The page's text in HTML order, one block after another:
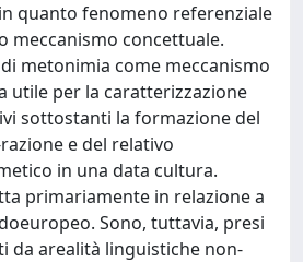
quanto fenomeno referenziale
meccanismo concettuale.
metonimia come meccanismo
utile per la caratterizzazione
sottostanti la formazione del
e del relativo
in una data cultura.
primariamente in relazione a
Sono, tuttavia, presi
da arealità linguistiche non-